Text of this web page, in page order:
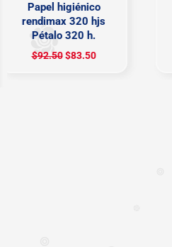
Papel higiénico
rendimax 320 hjs
Pétalo 320 h.
92.50$83.50